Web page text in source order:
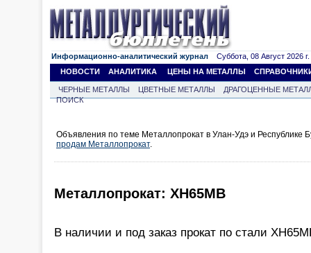
Информационно-аналитический журнал Суббота, 08 Август 2026 г.
НОВОСТИ
АНАЛИТИКА ЦЕНЫ НА МЕТАЛЛЫ
ЧЕРНЫЕ МЕТАЛЛЫ ЦВЕТНЫЕ МЕТАЛЛЫ
ДРАГОЦЕННЫЕ
ПОИСК
Объявления по теме Металлопрокат в Улан-Удэ и Республике
продам Металлопрокат.
Металлопрокат: ХН65МВ
В наличии и под заказ прокат по стали